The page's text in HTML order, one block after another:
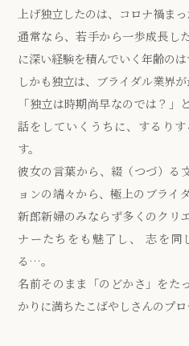
上げ独立したのは、コロナ禍ま
通常なら、若手から一歩成長し
に深い経験を積んでいく年齢のは
しかも独立は、ブライダル業界
「独立は時期尚早なのでは？」
話をしていくうちに、するり
す。
彼女の言葉から、綴（つづ）る
ョンの端々から、極上のブライ
新郎新婦のみならず多くのクリ
ナーたちをも魅了し、 志を同
る…。
名前そのまま「のどかさ」をた
かりに満ちたこばやしさんのプロ